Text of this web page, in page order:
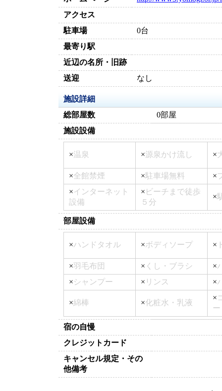
アクセス
駐車場
0台
最寄り駅
近辺の名所・旧跡
送迎
なし
施設詳細
総部屋数
0部屋
施設設備
×温泉 ×源泉かけ流し ×
×全館禁煙 ×駐車場無料 ×
×インターネット
設備
× ビーチまで徒歩
５分
×
部屋設備
×ハンドタオル ×ボディソープ ×
×羽毛布団 × くし・ブラシ ×
×シャンプー × リンス ×
×綿棒 ×化粧水・乳液
×
ー
宿の自慢
クレジットカード
キャンセル規定・その
他備考